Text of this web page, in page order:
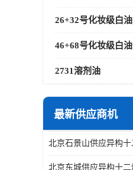
26+32号化妆级白油
46+68号化妆级白油
2731溶剂油
最新供应商机